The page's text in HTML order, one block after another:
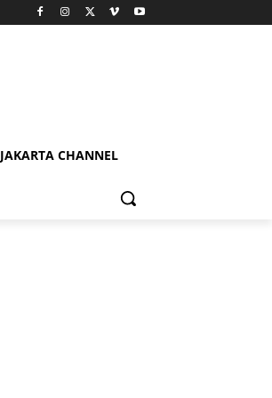
JAKARTA CHANNEL